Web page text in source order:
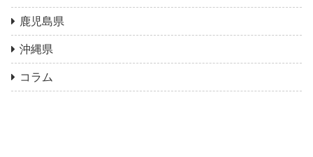
鹿児島県
沖縄県
コラム